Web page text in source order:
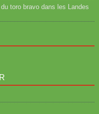
toro bravo dans les Landes